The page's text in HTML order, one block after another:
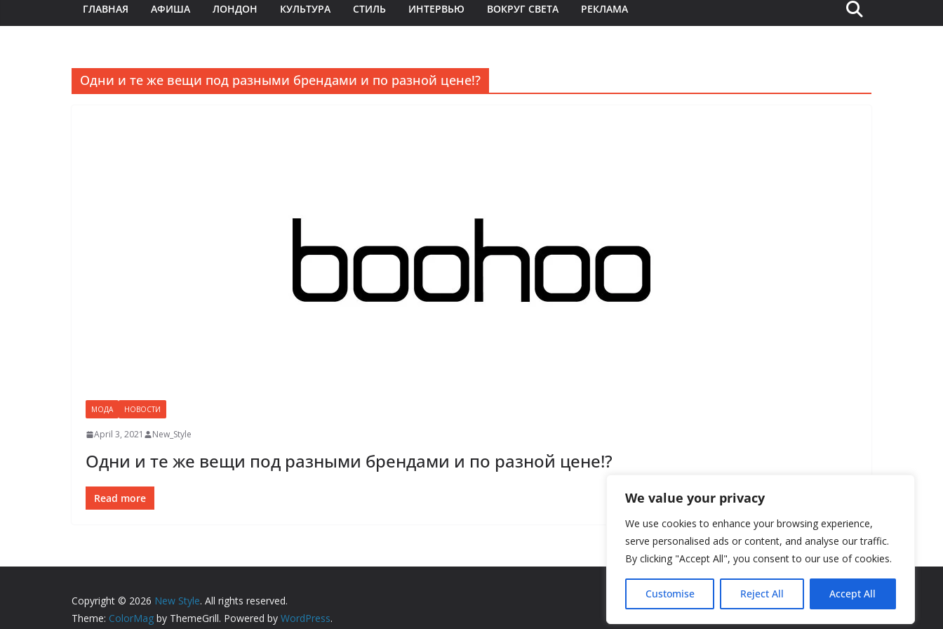
We value your privacy
We use cookies to enhance your browsing experience,
serve personalised ads or content, and analyse our traffic.
By clicking "Accept All", you consent to our use of cookies.
Customise Reject All Accept All
ГЛАВНАЯ АФИША ЛОНДОН КУЛЬТУРА СТИЛЬ ИНТЕРВЬЮ ВОКРУГ СВЕТА РЕКЛАМА
Одни и те же вещи под разными брендами и по разной цене!?
МОДА НОВОСТИ
April 3, 2021 New_Style
Одни и те же вещи под разными брендами и по разной цене!?
Read more
Copyright © 2026 New Style. All rights reserved.
Theme: ColorMag by ThemeGrill. Powered by WordPress.